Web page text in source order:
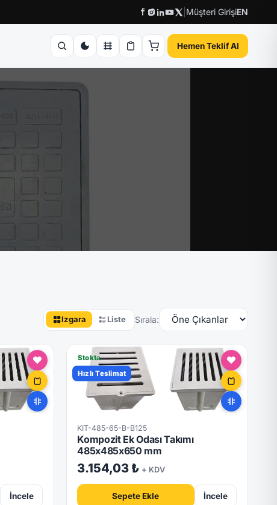
Müşteri GirişiEN
Hemen Teklif Al
Izgara Liste Sırala:
İncele
Stokta
Hızlı Teslimat
KIT-485-65-B-B125
Kompozit Ek Odası Takımı
485x485x650 mm
3.154,03 ₺ + KDV
Sepete Ekle İncele